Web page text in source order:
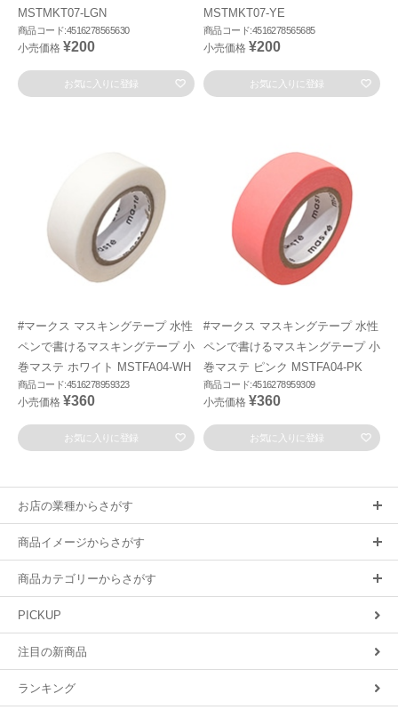
MSTMKT07-LGN
商品コード:4516278565630
小売価格 ¥200
お気に入りに登録
MSTMKT07-YE
商品コード:4516278565685
小売価格 ¥200
お気に入りに登録
#マークス マスキングテープ 水性
ペンで書けるマスキングテープ 小
巻マステ ホワイト MSTFA04-WH
商品コード:4516278959323
小売価格 ¥360
お気に入りに登録
#マークス マスキングテープ 水性
ペンで書けるマスキングテープ 小
巻マステ ピンク MSTFA04-PK
商品コード:4516278959309
小売価格 ¥360
お気に入りに登録
お店の業種からさがす
商品イメージからさがす
商品カテゴリーからさがす
PICKUP
注目の新商品
ランキング